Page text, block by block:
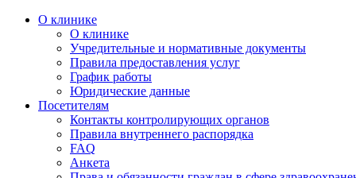
О клинике
О клинике
Учредительные и нормативные документы
Правила предоставления услуг
График работы
Юридические данные
Посетителям
Контакты контролирующих органов
Правила внутреннего распорядка
FAQ
Анкета